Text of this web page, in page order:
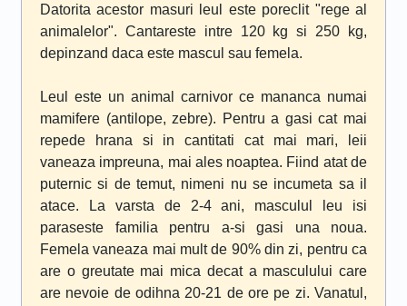
Datorita acestor masuri leul este poreclit "rege al
animalelor". Cantareste intre 120 kg si 250 kg,
depinzand daca este mascul sau femela.
Leul este un animal carnivor ce mananca numai
mamifere (antilope, zebre). Pentru a gasi cat mai
repede hrana si in cantitati cat mai mari, leii
vaneaza impreuna, mai ales noaptea. Fiind atat de
puternic si de temut, nimeni nu se incumeta sa il
atace. La varsta de 2-4 ani, masculul leu isi
paraseste familia pentru a-si gasi una noua.
Femela vaneaza mai mult de 90% din zi, pentru ca
are o greutate mai mica decat a masculului care
are nevoie de odihna 20-21 de ore pe zi. Vanatul,